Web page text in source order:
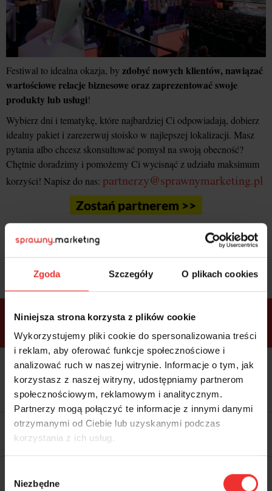
Zgoda Szczegóły O plikach cookies
Niniejsza strona korzysta z plików cookie
Wykorzystujemy pliki cookie do spersonalizowania treści
i reklam, aby oferować funkcje społecznościowe i
analizować ruch w naszej witrynie. Informacje o tym, jak
korzystasz z naszej witryny, udostępniamy partnerom
społecznościowym, reklamowym i analitycznym.
Partnerzy mogą połączyć te informacje z innymi danymi
otrzymanymi od Ciebie lub uzyskanymi podczas
korzystania z ich usług.
zgody
Niezbędne
Festiwal to idealna okazja, by zdobyć nowych klientów, nawiązać
wartościowe relacje biznesowe oraz zaprezentować swoje
produkty lub usługi!
Wybierz dni i tematykę, które najbardziej Ci odpowiadają, dobierz
idealny pakiet i zarezerwuj stoisko w najlepszej lokalizacji. Masz
pytania albo chcesz skonsultować pomysł na swoją obecność?
Chętnie doradzimy i pomożemy Ci wycisnąć z udziału maksimum
korzyści! Napisz do nas: partnerzy@sprawnymarketing.pl
Zostań partnerem >>
Sprawdź bonusyi wybierz bilet
ramach
pakietów
VIP Premium
Kolacja z prelegentami i before
party (Hotel Sheraton, 27.10) tylko
wbilecie ALLPASS VIP
Dostępne
tylko w
bilecie
ALLPASS
VIP
Dedykowana strefa VIP z
możliwością networkingu z
prelegentami i wystawcami w
WARTOŚĆ: 1970 zł